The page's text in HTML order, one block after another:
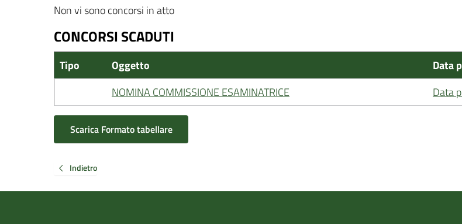
Non vi sono concorsi in atto
CONCORSI SCADUTI
Tipo Oggetto
Data
NOMINA COMMISSIONE ESAMINATRICE
Data
Scarica Formato tabellare
Indietro